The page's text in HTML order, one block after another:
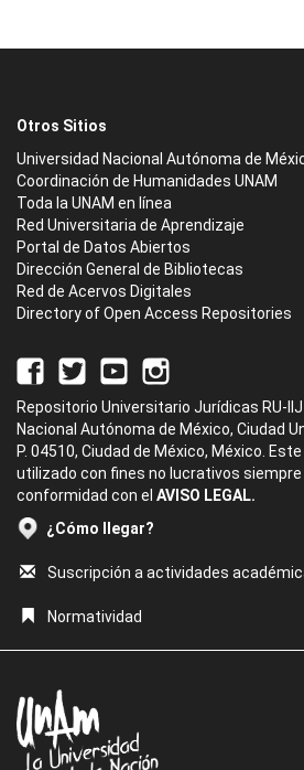
Otros Sitios
Universidad Nacional Autónoma de
Coordinación de Humanidades UNAM
Toda la UNAM en línea
Red Universitaria de Aprendizaje
Portal de Datos Abiertos
Dirección General de Bibliotecas
Red de Acervos Digitales
Directory of Open Access Repositories
Repositorio Universitario Jurídicas RU-
Nacional Autónoma de México, Ciudad
P. 04510, Ciudad de México, México.
utilizado con fines no lucrativos
conformidad con el AVISO LEGAL.
¿Cómo llegar?
Suscripción a actividades
Normatividad